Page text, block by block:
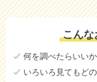
こんな
何を調べたらいい
いろいろ見てもど